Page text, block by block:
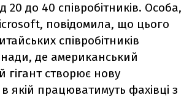
20 до 40 співробітників. Особа,
повідомила, що цього
співробітників
де американський
гігант створює нову
якій працюватимуть фахівці з